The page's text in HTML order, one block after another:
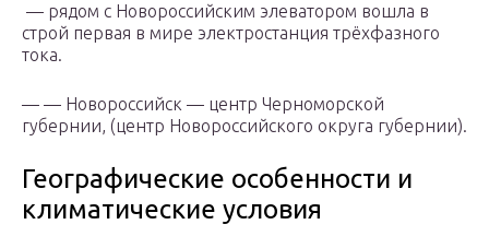
— рядом с Новороссийским элеватором вошла в
строй первая в мире электростанция трёхфазного
тока.
— — Новороссийск — центр Черноморской
губернии, (центр Новороссийского округа губернии).
Географические особенности и
климатические условия